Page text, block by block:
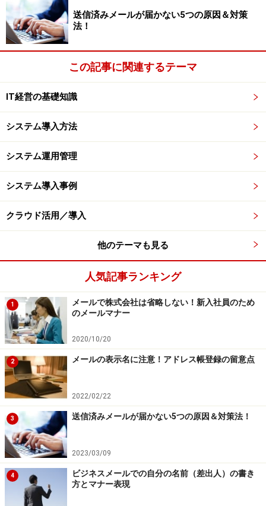
イセンスを購入する方式。最大使用者数やインストール
台数に応じたライセンス料金を支払えば、インストール
に必要なパッケージは1本のみ。これなら倉庫を用意し
なくてもすみます。コストなどはかからなくなりました
が、あいかわらず違法コピーを続けている企業や組織も
あります。
※記事内容は執筆時点のものです。最新の内容をご確認くださ
い。
1/3 次のページへ
送信済みメールが届かない5つの原因＆対策
法！
この記事に関連するテーマ
IT経営の基礎知識
システム導入方法
システム運用管理
システム導入事例
クラウド活用／導入
他のテーマも見る
人気記事ランキング
1
メールで株式会社は省略しない！新入社員のため
のメールマナー
2020/10/20
2 メールの表示名に注意！アドレス帳登録の留意点
2022/02/22
3 送信済みメールが届かない5つの原因＆対策法！
2023/03/09
4
ビジネスメールでの自分の名前（差出人）の書き
方とマナー表現